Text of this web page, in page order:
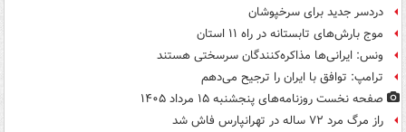
دردسر جدید برای سرخپوشان
موج بارش‌های تابستانه در راه ۱۱ استان
ونس: ایرانی‌ها مذاکره‌کنندگان سرسختی هستند
ترامپ: توافق با ایران را ترجیح می‌دهم
صفحه نخست روزنامه‌های پنجشنبه ۱۵ مرداد ۱۴۰۵
راز مرگ مرد ۷۲ ساله در تهرانپارس فاش شد